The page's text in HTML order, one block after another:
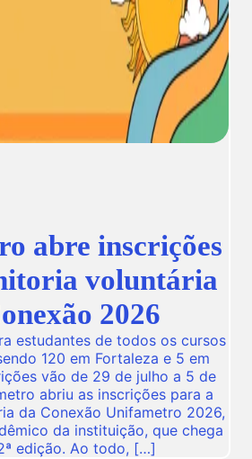
abre inscrições
voluntária
2026
estudantes de todos os cursos
120 em Fortaleza e 5 em
vão de 29 de julho a 5 de
abriu as inscrições para a
da Conexão Unifametro 2026,
da instituição, que chega
edição. Ao todo, […]